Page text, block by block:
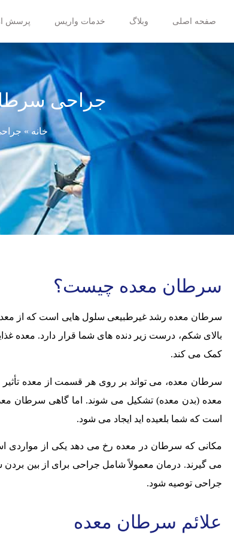
صفحه اصلی وبلاگ خدمات واریس پرسش
جراحی
خانه»
سرطان معده چیست؟
سرطان معده رشد غیرطبیعی سلول هایی است که از
بالای شکم، درست زیر دنده های شما قرار دارد. معده
کمک می کند.
سرطان معده، می تواند بر روی هر قسمت از معده
معده (بدن معده) تشکیل می شوند. اما گاهی سرطان
است که شما بلعیده اید ایجاد می شود.
مکانی که سرطان در معده رخ می دهد یکی از مواردی
می گیرند. درمان معمولاً شامل جراحی برای از بین
جراحی توصیه شود.
علائم سرطان معده